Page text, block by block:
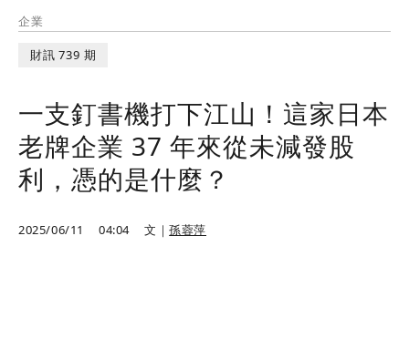
企業
財訊 739 期
一支釘書機打下江山！這家日本
老牌企業 37 年來從未減發股
利，憑的是什麼？
2025/06/11 04:04 文｜孫蓉萍